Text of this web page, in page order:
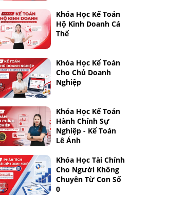
Khóa Học Kế Toán
Hộ Kinh Doanh Cá
Thể
Khóa Học Kế Toán
Cho Chủ Doanh
Nghiệp
Khóa Học Kế Toán
Hành Chính Sự
Nghiệp - Kế Toán
Lê Ánh
Khóa Học Tài Chính
Cho Người Không
Chuyên Từ Con Số
0